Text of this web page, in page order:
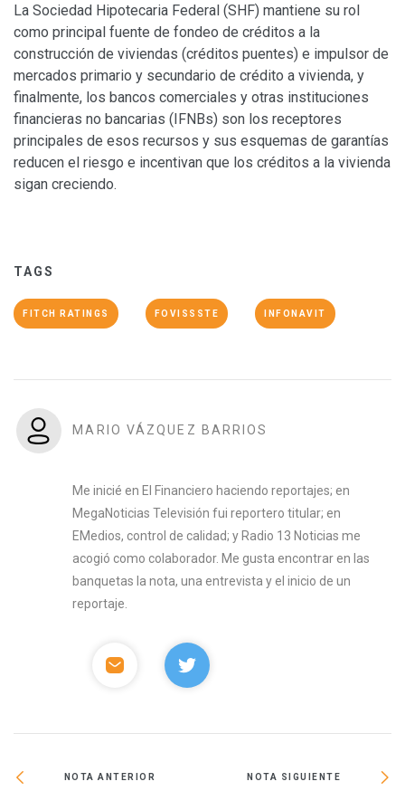
La Sociedad Hipotecaria Federal (SHF) mantiene su rol
como principal fuente de fondeo de créditos a la
construcción de viviendas (créditos puentes) e impulsor de
mercados primario y secundario de crédito a vivienda, y
finalmente, los bancos comerciales y otras instituciones
financieras no bancarias (IFNBs) son los receptores
principales de esos recursos y sus esquemas de garantías
reducen el riesgo e incentivan que los créditos a la vivienda
sigan creciendo.
TAGS
FITCH RATINGS FOVISSSTE INFONAVIT
MARIO VÁZQUEZ BARRIOS
Me inicié en El Financiero haciendo reportajes; en
MegaNoticias Televisión fui reportero titular; en
EMedios, control de calidad; y Radio 13 Noticias me
acogió como colaborador. Me gusta encontrar en las
banquetas la nota, una entrevista y el inicio de un
reportaje.
NOTA ANTERIOR NOTA SIGUIENTE